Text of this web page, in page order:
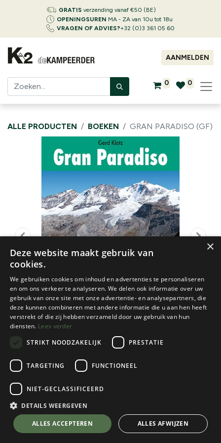
GRATIS verzending vanaf €50 (BE)
OPENINGSUREN MA - ZA van 10u tot 18u
VRAGEN OF ADVIES?+32 (0)3 361 05 60
AANMELDEN
0 0
ALLE PRODUCTEN BOEKEN GRAN PARADISO (GF)
Rother
Gran Paradiso (gf)
€ 23,60
💬 Stel je vraag over dit product via WhatsApp
×
Deze website maakt gebruik van
cookies.
We gebruiken cookies om inhoud en advertenties te personaliseren
en om ons verkeer te analyseren. We delen ook informatie over uw
gebruik van onze site met onze advertentie- en analysepartners, die
deze kunnen combineren met andere informatie die u aan hen heeft
verstrekt of die zij hebben verzameld door uw gebruik van hun
diensten. Lees verder
STRIKT NOODZAKELIJK
PRESTATIE
TARGETING FUNCTIONEEL
NIET-GECLASSIFICEERD
DETAILS WEERGEVEN
ALLES ACCEPTEREN ALLES AFWIJZEN